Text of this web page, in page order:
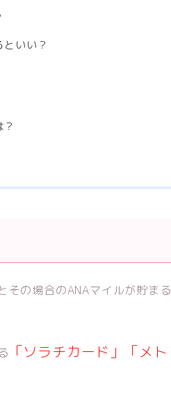
いい？
その場合のANAマイルが貯まる
「ソラチカード」「メト